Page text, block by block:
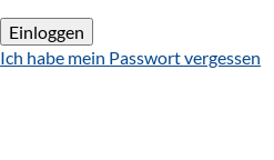
Ich habe mein Passwort vergessen